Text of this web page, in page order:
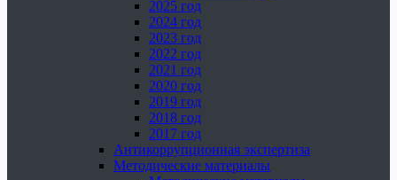
2025 год
2024 год
2023 год
2022 год
2021 год
2020 год
2019 год
2018 год
2017 год
Антикоррупционная экспертиза
Методические материалы